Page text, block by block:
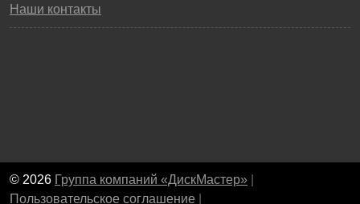
Наши контакты
© 2026 Группа компаний «ДискМастер»
Пользовательское соглашение